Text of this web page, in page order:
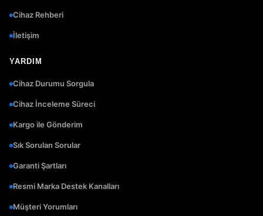
Cihaz Rehberi
İletişim
YARDIM
Cihaz Durumu Sorgula
Cihaz İnceleme Süreci
Kargo ile Gönderim
Sık Sorulan Sorular
Garanti Şartları
Resmi Marka Destek Kanalları
Müşteri Yorumları